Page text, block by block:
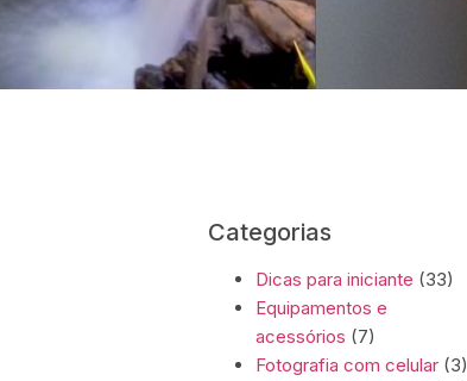
Categorias
Dicas para iniciante (33)
Equipamentos e
acessórios (7)
Fotografia com celular(3)